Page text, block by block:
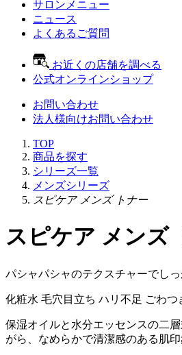
サロンメニュー
ニュース
よくあるご質問
お近くの店舗を調べる
公式オンラインショップ
お問い合わせ
法人様向けお問い合わせ
TOP
商品を探す
シリーズ一覧
メンズシリーズ
スピケア メンズ トナー
スピケア メンズ
パシャパシャのテクスチャーでしっ
化粧水 毛穴目立ち ハリ不足 ごわつ
保湿オイルと水分エッセンスの二
がら、なめらかで清潔感のある肌印